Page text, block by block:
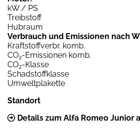
kW / PS
Treibstoff
Hubraum
Verbrauch und Emissionen nach
Kraftstoffverbr. komb.
CO2-Emissionen komb.
CO2-Klasse
Schadstoffklasse
Umweltplakette
Standort
Details zum Alfa Romeo Junior